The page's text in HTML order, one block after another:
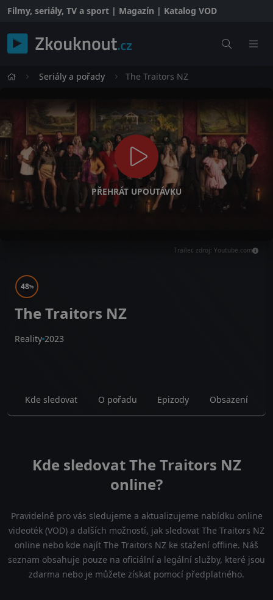
Filmy, seriály, TV a sport | Magazín | Katalog VOD
Seriály a pořady The Traitors NZ
PŘEHRÁT UPOUTÁVKU
Trailer, zdroj: Youtube.com
48%
The Traitors NZ
Reality 2023
Kde sledovat O pořadu Epizody Obsazení
Kde sledovat The Traitors NZ
online?
Pravidelně pro vás sledujeme a aktualizujeme nabídku online
videoték (VOD) a dalších možností, jak sledovat The Traitors NZ
online nebo kde najít The Traitors NZ ke stažení offline. Náš
seznam obsahuje pouze na oficiální a legální služby, které jsou
zdarma nebo je můžete získat pomocí předplatného.